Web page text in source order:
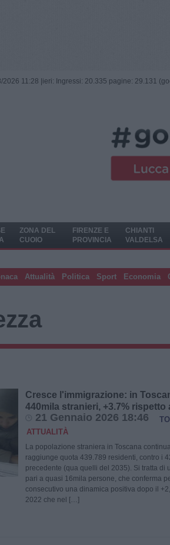
11:28 | ieri: Ingressi: 20.335 pagine: 29.131
ZONA DEL
CUOIO
FIRENZE E
PROVINCIA
CHIANTI
VALDELSA
Attualità Politica Sport Economia
Cresce l'immigrazione: in
440mila stranieri, +3.7% rispetto
21 Gennaio 2026 18:46
ATTUALITÀ
La popolazione straniera in Toscana
raggiunge quota 439.789 residenti, contro i
precedente (qua quelli del 2035). Si tratta di
pari a quasi 16mila persone, che conferma
consecutivo una dinamica positiva dopo il
2022 che nel […]